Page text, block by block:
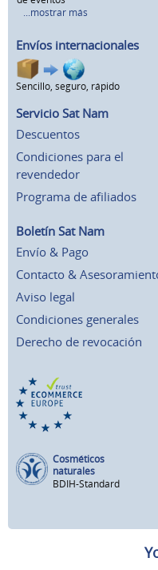
...mostrar más
Envíos internacionales
Sencillo, seguro, rápido
Servicio Sat Nam
Descuentos
Condiciones para el
revendedor
Programa de afiliados
Boletín Sat Nam
Envío & Pago
Contacto &
Aviso legal
Condiciones generales
Derecho de revocación
Cosméticos
naturales
BDIH-Standard